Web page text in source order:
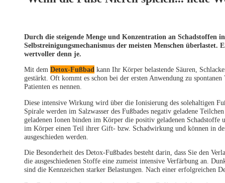
Durch die steigende Menge und Konzentration an Schadstoffen
Selbstreinigungsmechanismus der meisten Menschen
wertvoller denn je.
Mit dem Detox-Fußbad kann Ihr Körper belastende Säuren,
gestärkt. Oft kommt es schon bei der ersten Anwendung zu
Patienten es nennen.
Diese intensive Wirkung wird über die Ionisierung des solehaltigen
Spirale werden im Salzwasser des Fußbades negativ geladene
geladenen Ionen binden im Körper die positiv geladenen Schadstoffe
im Körper einen Teil ihrer Gift- bzw. Schadwirkung und können in
ausgeschieden werden.
Die Besonderheit des Detox-Fußbades besteht darin, dass Sie den
die ausgeschiedenen Stoffe eine zumeist intensive Verfärbung an.
sind die Kennzeichen starker Belastungen. Nach einer erfolgreichen